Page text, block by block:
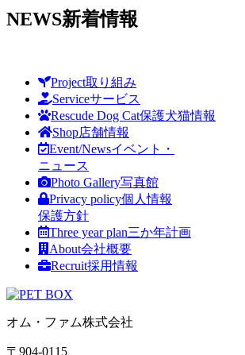
NEWS新着情報
Project取り組み
Serviceサービス
Rescude Dog Cat保護犬猫情報
Shop店舗情報
Event/Newsイベント・
ニュース
Photo Gallery写真館
Privacy policy個人情報
保護方針
Three year plan三か年計画
About会社概要
Recruit採用情報
オム・ファム株式会社
〒904-0115